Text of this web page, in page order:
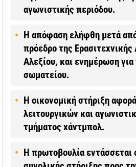
αγωνιστικής περιόδου.
Η απόφαση ελήφθη μετά
πρόεδρο της
Αλεξίου, και ενημέρωση
σωματείου.
Η οικονομική στήριξη
λειτουργικών και
τμήματος χάντμπολ.
Η πρωτοβουλία εντάσσεται